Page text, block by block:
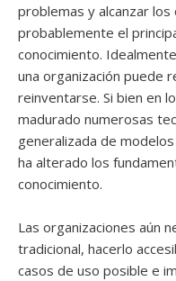
problemas y alcanzar
probablemente el
conocimiento.
una organización puede
reinventarse. Si bien en
madurado numerosas
generalizada de
ha alterado los
conocimiento.
Las organizaciones aún
tradicional, hacerlo
casos de uso posible e